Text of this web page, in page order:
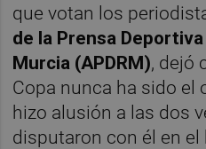
que votan los
de la Prensa
Murcia (APDRM), dejó
Copa nunca ha sido el
hizo alusión a las dos
disputaron con él en